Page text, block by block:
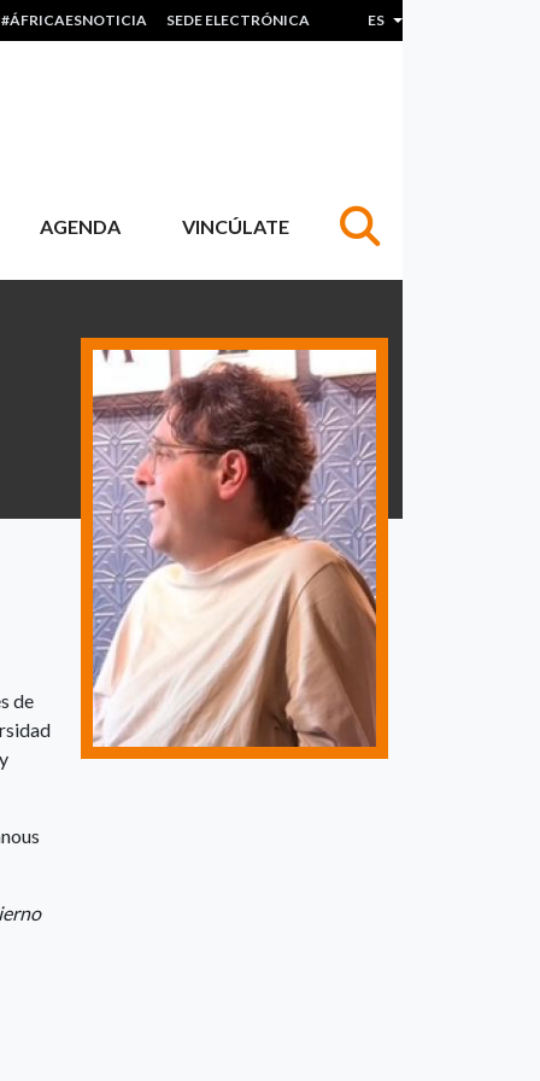
#ÁFRICAESNOTICIA SEDE ELECTRÓNICA ES Lista adicional de
AGENDA VINCÚLATE
de